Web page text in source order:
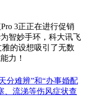
3正正在进行促销
智妙手环，科大讯飞
的设想吸引了无数
力！
分难辨”和“办事婚配
、流涕等伤风症状查